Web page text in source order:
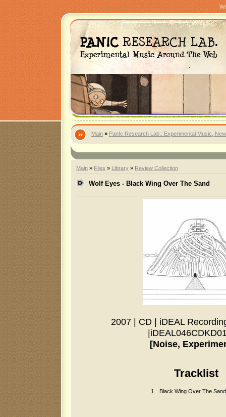
Main » Pan!c Research Lab.: Experimental Music,
Main » Files » Library » Review Collection
Wolf Eyes - Black Wing Over The Sand
2007 | CD | iDEAL
|
[Noise,
Tracklist
1 Black Wing Over The Sand